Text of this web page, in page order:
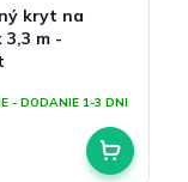
kryt na
3,3 m -
- DODANIE 1-3 DNI